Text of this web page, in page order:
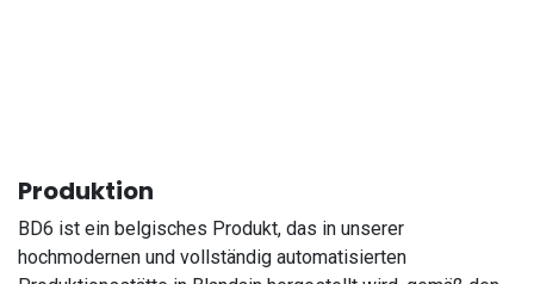
Produktion
BD6 ist ein belgisches Produkt, das in unserer
hochmodernen und vollständig automatisierten